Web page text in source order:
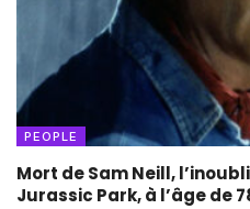
PEOPLE
Mort de Sam Neill,
Jurassic Park, à l’âge de